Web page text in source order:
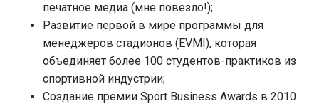
печатное медиа (мне повезло!);
Развитие первой в мире программы для
менеджеров стадионов (EVMI), которая
объединяет более 100 студентов-практиков из
спортивной индустрии;
Создание премии Sport Business Awards в 2010